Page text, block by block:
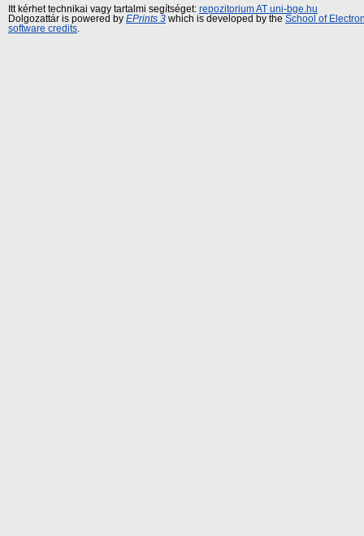
Itt kérhet technikai vagy tartalmi segítséget: repozitorium AT uni-bge.hu
Dolgozattár is powered by EPrints 3 which is developed by the School of
software credits